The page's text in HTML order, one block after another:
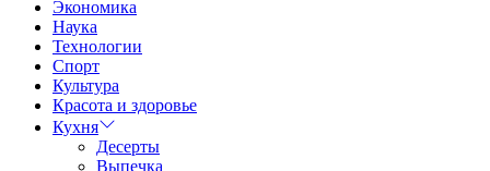
прогнозы
Экономика
Наука
Технологии
Спорт
Культура
Красота и здоровье
Кухня
Десерты
Выпечка